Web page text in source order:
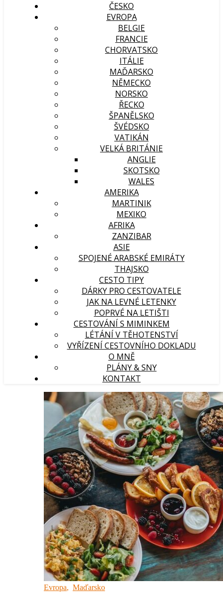
ČESKO
EVROPA
BELGIE
FRANCIE
CHORVATSKO
ITÁLIE
MAĎARSKO
NĚMECKO
NORSKO
ŘECKO
ŠPANĚLSKO
ŠVÉDSKO
VATIKÁN
VELKÁ BRITÁNIE
ANGLIE
SKOTSKO
WALES
AMERIKA
MARTINIK
MEXIKO
AFRIKA
ZANZIBAR
ASIE
SPOJENÉ ARABSKÉ EMIRÁTY
THAJSKO
CESTO TIPY
DÁRKY PRO CESTOVATELE
JAK NA LEVNÉ LETENKY
POPRVÉ NA LETIŠTI
CESTOVÁNÍ S MIMINKEM
LÉTÁNÍ V TĚHOTENSTVÍ
VYŘÍZENÍ CESTOVNÍHO DOKLADU
O MNĚ
PLÁNY & SNY
KONTAKT
Evropa, Maďarsko